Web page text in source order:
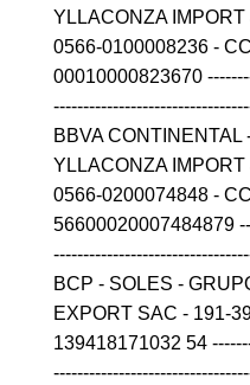
YLLACONZA
0566-0100008236 -
00010000823670
BBVA
YLLACONZA
0566-0200074848 -
56600020007484879
BCP - SOLES -
EXPORT SAC - 191-
139418171032 54